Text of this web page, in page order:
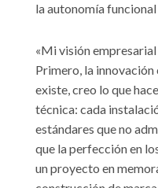
la autonomía
«Mi visión
Primero, la
existe, creo lo que
técnica: cada
estándares que no
que la perfección en
un proyecto en